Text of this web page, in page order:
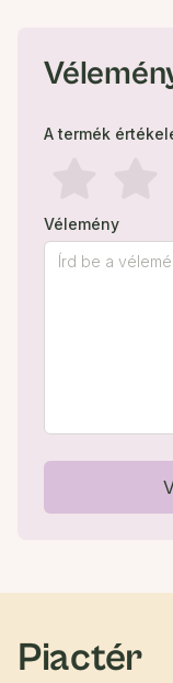
A termék
Vélemény
Piactér